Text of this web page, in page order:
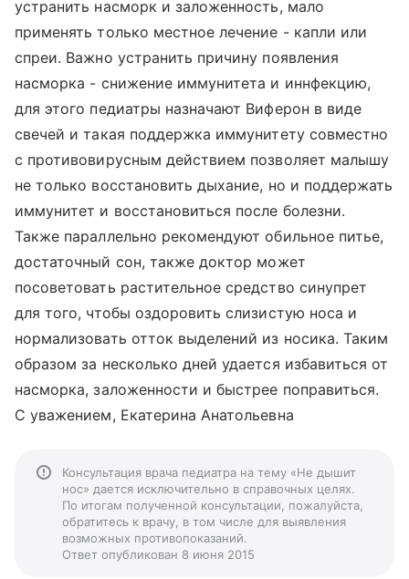
устранить насморк и заложенность, мало
применять только местное лечение - капли или
спреи. Важно устранить причину появления
насморка - снижение иммунитета и иннфекцию,
для этого педиатры назначают Виферон в виде
свечей и такая поддержка иммунитету совместно
с противовирусным действием позволяет малышу
не только восстановить дыхание, но и поддержать
иммунитет и восстановиться после болезни.
Также параллельно рекомендуют обильное питье,
достаточный сон, также доктор может
посоветовать растительное средство синупрет
для того, чтобы оздоровить слизистую носа и
нормализовать отток выделений из носика. Таким
образом за несколько дней удается избавиться от
насморка, заложенности и быстрее поправиться.
С уважением, Екатерина Анатольевна
Консультация врача педиатра на тему «Не дышит
нос» дается исключительно в справочных целях.
По итогам полученной консультации, пожалуйста,
обратитесь к врачу, в том числе для выявления
возможных противопоказаний.
Ответ опубликован 8 июня 2015